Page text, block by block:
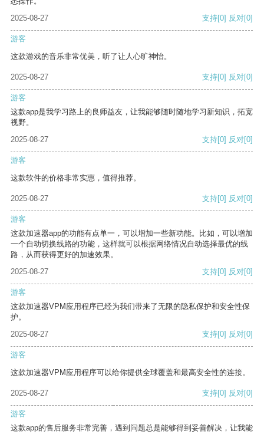
2025-08-27
支持[0] 反对[0]
游客
这款游戏的音乐非常优美，听了让人心旷神怡。
2025-08-27 支持[0] 反对[0]
游客
这款app是我学习路上的良师益友，让我能够随时随地学习新知识，拓宽
视野。
2025-08-27
支持[0] 反对[0]
游客
这款软件的价格非常实惠，值得推荐。
2025-08-27 支持[0] 反对[0]
游客
这款加速器app的功能有点单一，可以增加一些新功能。比如，可以增加
一个自动切换线路的功能，这样就可以根据网络情况自动选择最优的线
路，从而获得更好的加速效果。
2025-08-27
支持[0] 反对[0]
游客
这款加速器VPM应用程序已经为我们带来了无限的隐私保护和安全性保
护。
2025-08-27
支持[0] 反对[0]
游客
这款加速器VPM应用程序可以给你提供全球覆盖和最高安全性的连接。
2025-08-27 支持[0] 反对[0]
游客
这款app的售后服务非常完善，遇到问题总是能够得到妥善解决，让我能